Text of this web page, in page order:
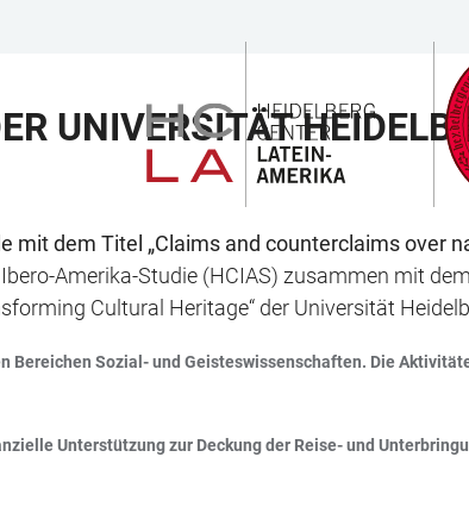
UNIVERSITÄT
dem Titel „Claims and counterclaims over
Amerika-Studie (HCIAS) zusammen mit
Cultural Heritage“ der Universität
Sozial- und Geisteswissenschaften. Die
Unterstützung zur Deckung der Reise- und